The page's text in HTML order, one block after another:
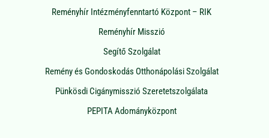
Reményhír Intézményfenntartó Központ – RIK
Reményhír Misszió
Segítő Szolgálat
Remény és Gondoskodás Otthonápolási Szolgálat
Pünkösdi Cigánymisszió Szeretetszolgálata
PEPITA Adományközpont